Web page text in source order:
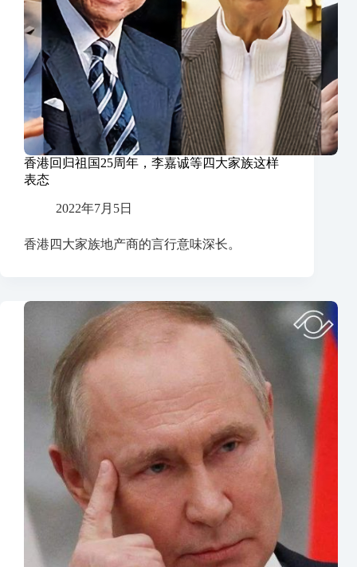
香港回归祖国25周年，李嘉诚等四大家族这样
表态
2022年7月5日
香港四大家族地产商的言行意味深长。